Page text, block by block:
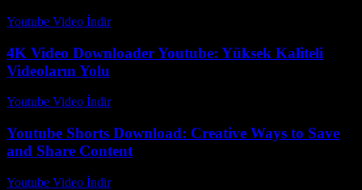
Youtube Video İndir-
4K Video Downloader Youtube: Yüksek Kaliteli
Videoların Yolu
Youtube Video İndir-
Youtube Shorts Download: Creative Ways to Save
and Share Content
Youtube Video İndir-